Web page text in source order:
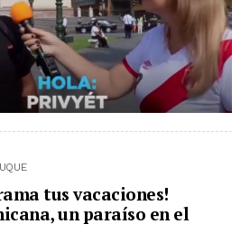
tus vacaciones!
un paraíso en el